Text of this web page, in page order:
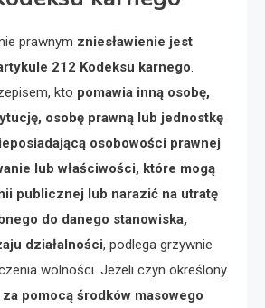
prawnym zniesławienie jest
212 Kodeksu karnego.
kto pomawia inną osobę,
osobę prawną lub jednostkę
osobowości prawnej
lub właściwości, które mogą
publicznej lub narazić na utratę
do danego stanowiska,
działalności, podlega grzywnie
wolności. Jeżeli czyn określony
za pomocą środków masowego